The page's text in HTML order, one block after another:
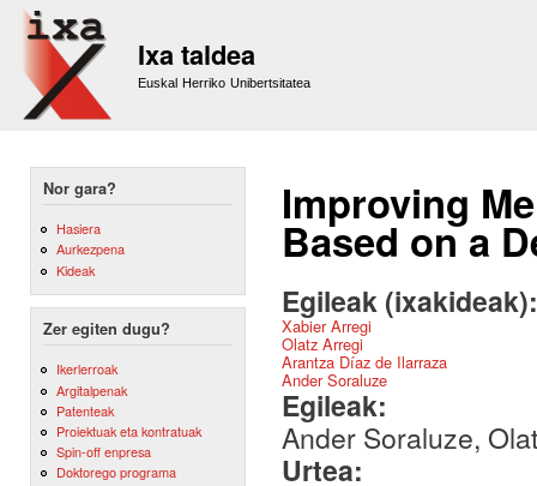
Ixa taldea
Euskal Herriko Unibertsitatea
Nor gara?
Hasiera
Aurkezpena
Kideak
Zer egiten dugu?
Ikerlerroak
Argitalpenak
Patenteak
Proiektuak eta kontratuak
Spin-off enpresa
Doktorego programa
Improving
Based on a
Egileak
Xabier Arregi
Olatz Arregi
Arantza Díaz de Ilarraza
Ander Soraluze
Egileak:
Ander Soraluze,
Urtea: